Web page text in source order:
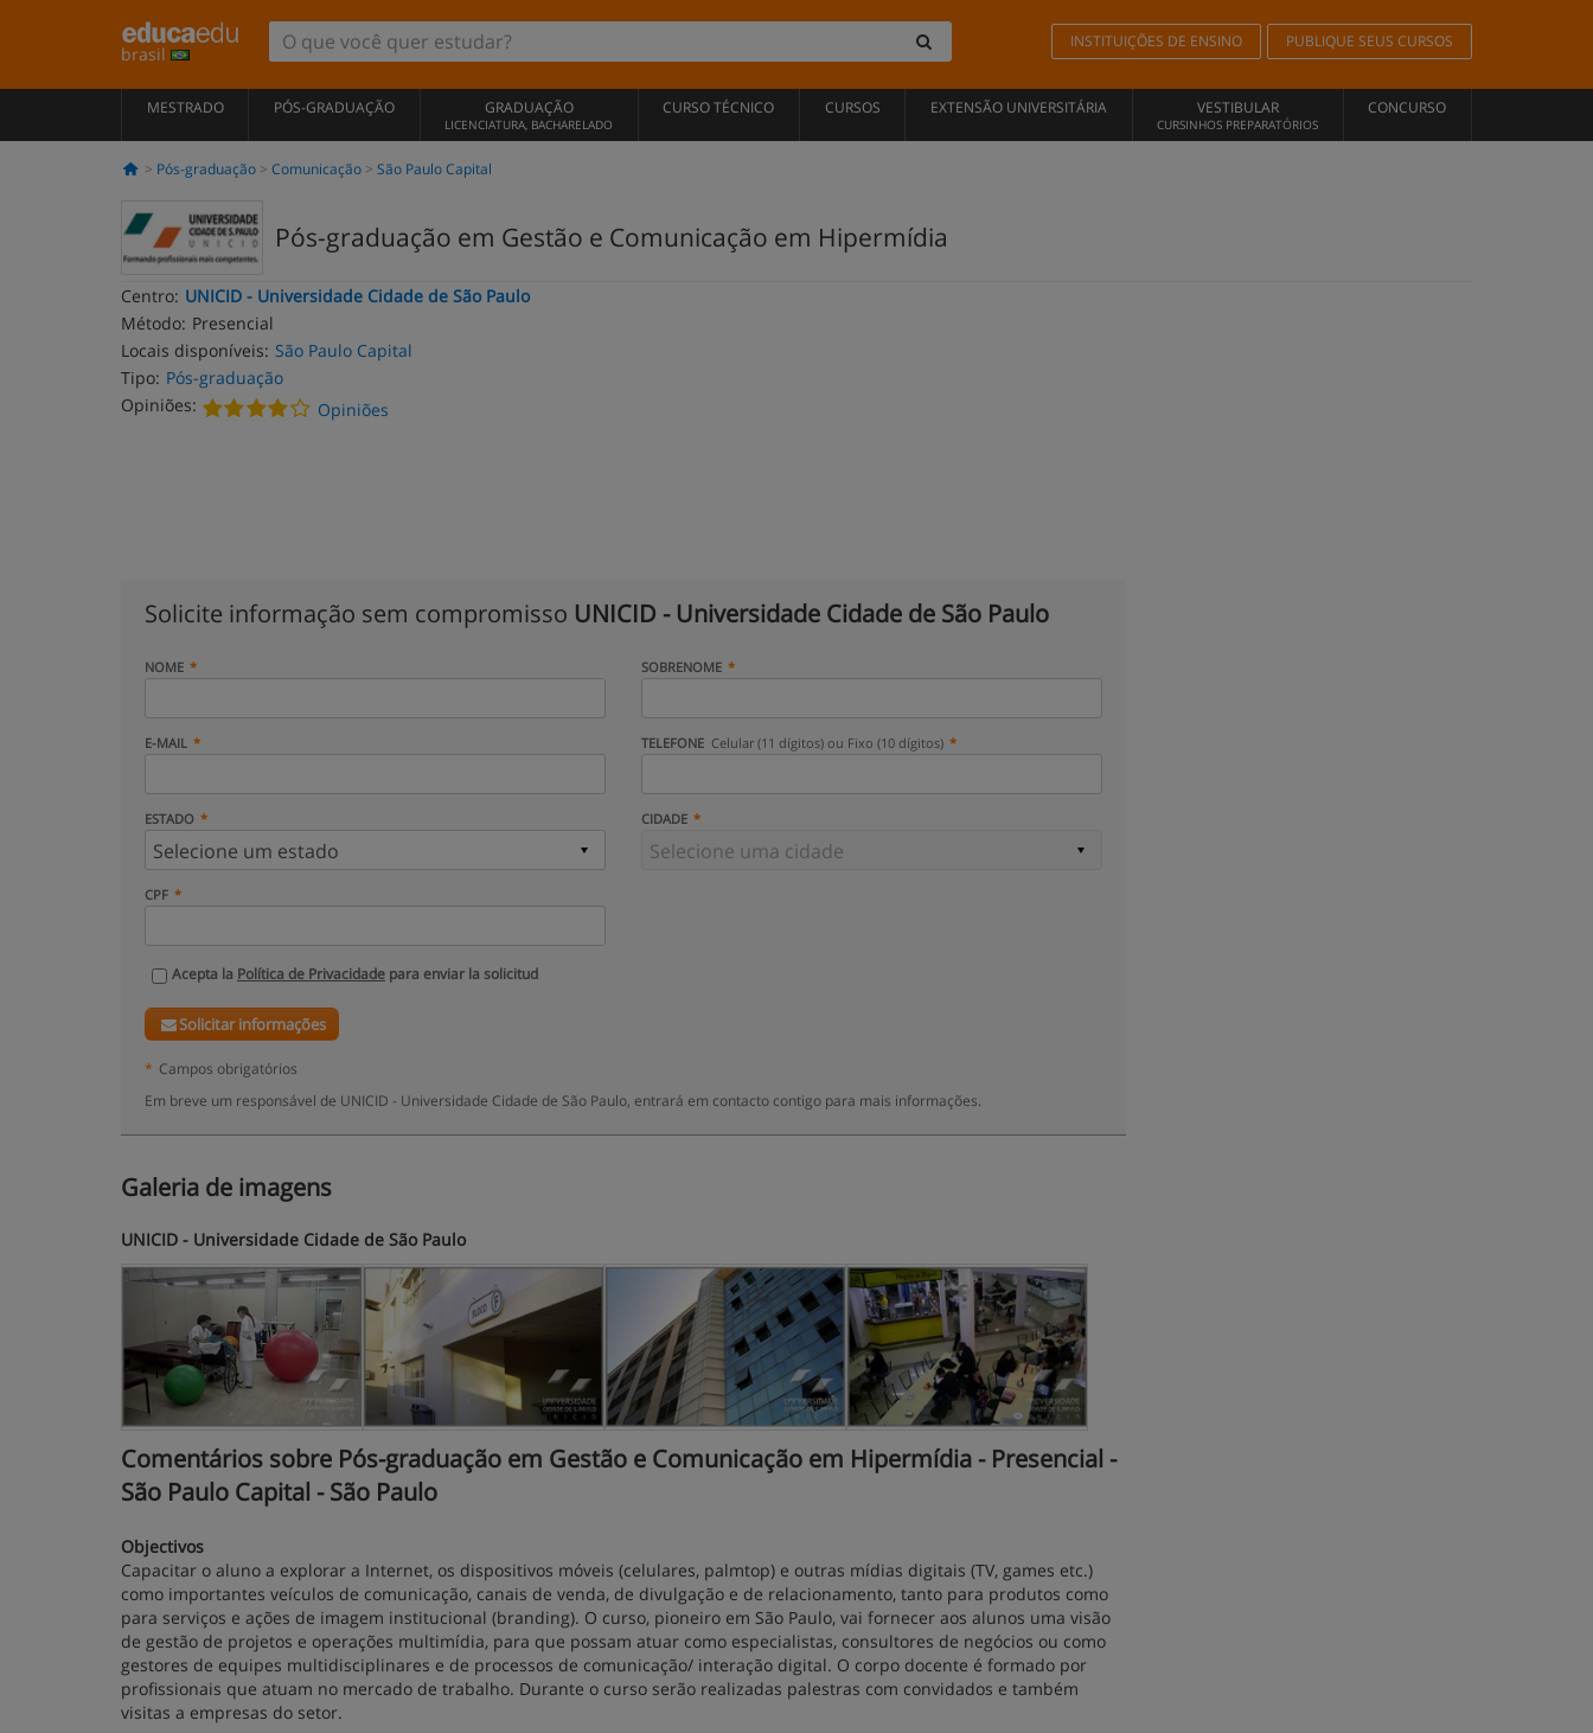
brasil
INSTITUIÇÕES DE ENSINO PUBLIQUE SEUS CURSOS
MESTRADO PÓS-GRADUAÇÃO GRADUAÇÃO
LICENCIATURA, BACHARELADO
CURSO TÉCNICO CURSOS EXTENSÃO UNIVERSITÁRIA VESTIBULAR
CURSINHOS PREPARATÓRIOS
CONCURSO
Pós-graduação Comunicação São Paulo Capital
Pós-graduação em Gestão e Comunicação em Hipermídia
Centro: UNICID - Universidade Cidade de São Paulo
Método: Presencial
Locais disponíveis: São Paulo Capital
Tipo: Pós-graduação
Opiniões:
Opiniões
Solicite informação sem compromisso UNICID - Universidade Cidade de São Paulo
NOME SOBRENOME
E-MAIL TELEFONE Celular (11 dígitos) ou Fixo (10 dígitos)
ESTADO CIDADE
CPF
Acepta la Política de Privacidade para enviar la solicitud
Solicitar informações
* Campos obrigatórios
Em breve um responsável de UNICID - Universidade Cidade de São Paulo, entrará em contacto contigo para mais informações.
Galeria de imagens
UNICID - Universidade Cidade de São Paulo
Comentários sobre Pós-graduação em Gestão e Comunicação em Hipermídia - Presencial -
São Paulo Capital - São Paulo
Objectivos
Capacitar o aluno a explorar a Internet, os dispositivos móveis (celulares, palmtop) e outras mídias digitais (TV, games etc.)
como importantes veículos de comunicação, canais de venda, de divulgação e de relacionamento, tanto para produtos como
para serviços e ações de imagem institucional (branding). O curso, pioneiro em São Paulo, vai fornecer aos alunos uma visão
de gestão de projetos e operações multimídia, para que possam atuar como especialistas, consultores de negócios ou como
gestores de equipes multidisciplinares e de processos de comunicação/ interação digital. O corpo docente é formado por
profissionais que atuam no mercado de trabalho. Durante o curso serão realizadas palestras com convidados e também
visitas a empresas do setor.